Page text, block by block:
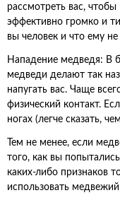
рассмотреть вас,
эффективно громко и
вы человек и что ему
Нападение медведя: В
медведи делают так
напугать вас. Чаще
физический контакт.
ногах (легче сказать,
Тем не менее, если
того, как вы
каких-либо признаков
использовать